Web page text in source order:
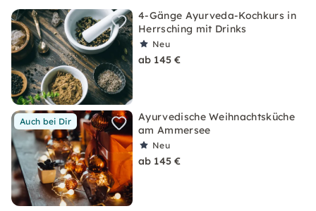
4-Gänge Ayurveda-Kochkurs in
Herrsching mit Drinks
Neu
ab 145 €
Auch bei Dir
Ayurvedische Weihnachtsküche
am Ammersee
Neu
ab 145 €